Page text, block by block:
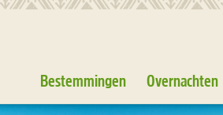
Bestemmingen Overnachten